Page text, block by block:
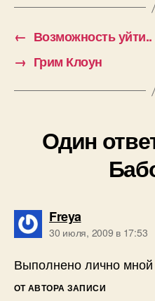
← Возможность уйти..
→ Грим Клоун
Один
Freyaпишет:
30 июля, 2009 в 17:53
Выполнено лично
ОТ АВТОРА ЗАПИСИ